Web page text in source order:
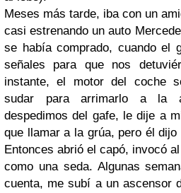
Meses más tarde, iba con un
casi estrenando un auto
se había comprado, cuando el
señales para que nos
instante, el motor del coche
sudar para arrimarlo a la
despedimos del gafe, le dije a
que llamar a la grúa, pero él
Entonces abrió el capó, invocó
como una seda. Algunas
cuenta, me subí a un ascensor